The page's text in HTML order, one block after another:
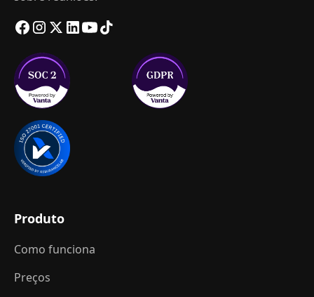
Produto
Como funciona
Preços